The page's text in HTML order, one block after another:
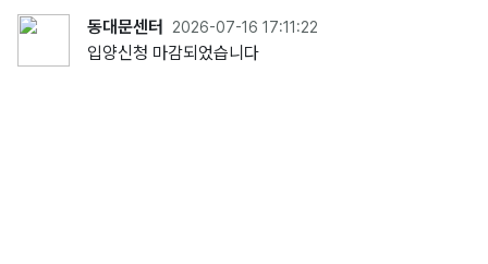
동대문센터 2026-07-16 17:11:22
입양신청 마감되었습니다